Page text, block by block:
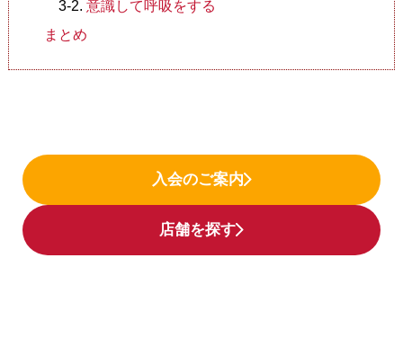
意識して呼吸をする
まとめ
入会のご案内
店舗を探す